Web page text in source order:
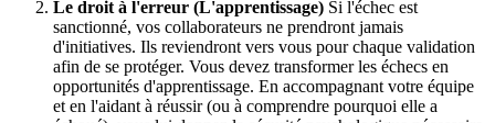
Le droit à l'erreur (L'apprentissage) Si l'échec est
sanctionné, vos collaborateurs ne prendront jamais
d'initiatives. Ils reviendront vers vous pour chaque validation
afin de se protéger. Vous devez transformer les échecs en
opportunités d'apprentissage. En accompagnant votre équipe
et en l'aidant à réussir (ou à comprendre pourquoi elle a